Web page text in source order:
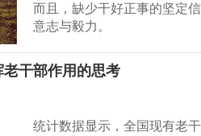
而且，缺少干好正事的坚定
意志与毅力。
干部作用的思考
统计数据显示，全国现有老